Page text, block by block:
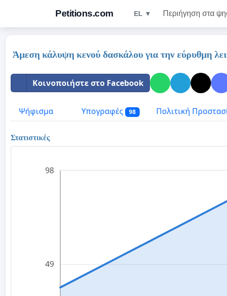
Petitions.com EL ▼ Περιήγηση στα
Άμεση κάλυψη κενού δασκάλου για την εύρυθμη
Κοινοποιήστε στο Facebook
Ψήφισμα Υπογραφές 98 Πολιτική
Στατιστικές
49
98